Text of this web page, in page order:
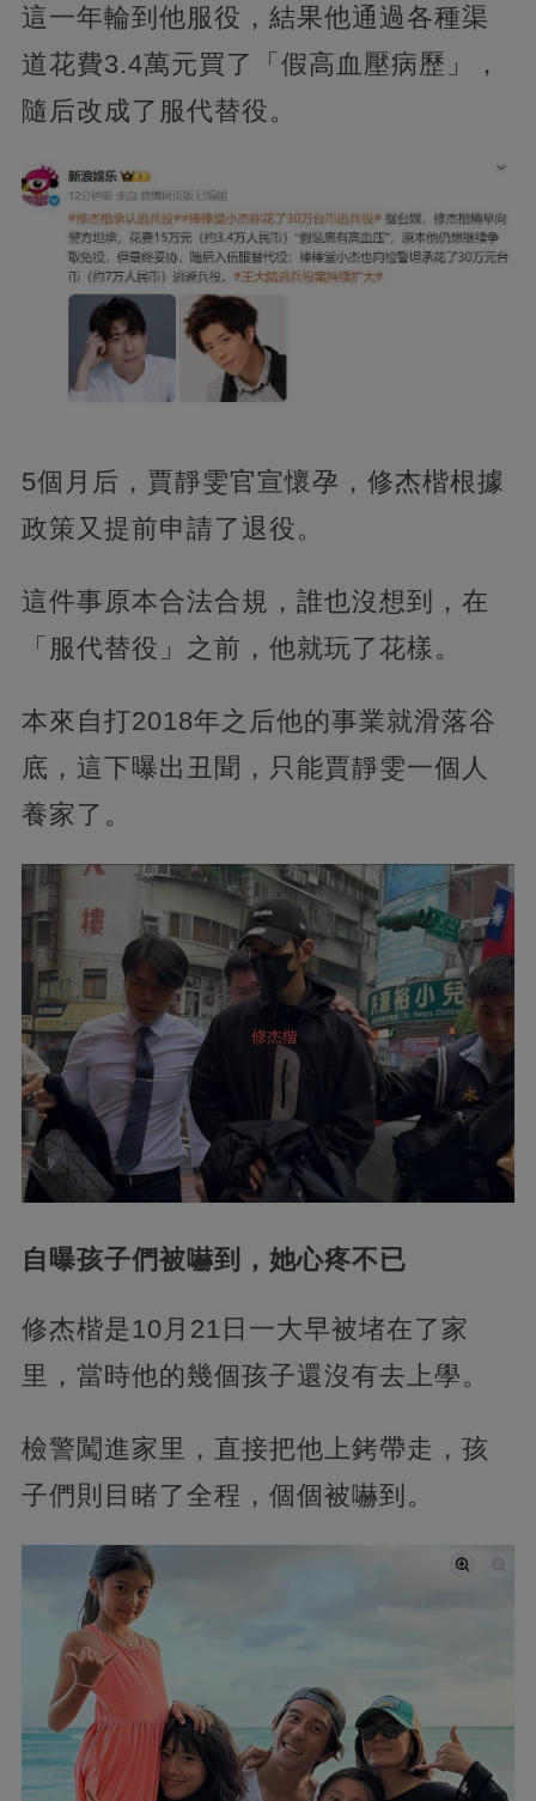
這一年輪到他服役，結果他通過各種渠
道花費3.4萬元買了「假高血壓病歷」，
隨后改成了服代替役。
5個月后，賈靜雯官宣懷孕，修杰楷根據
政策又提前申請了退役。
這件事原本合法合規，誰也沒想到，在
「服代替役」之前，他就玩了花樣。
本來自打2018年之后他的事業就滑落谷
底，這下曝出丑聞，只能賈靜雯一個人
養家了。
自曝孩子們被嚇到，她心疼不已
修杰楷是10月21日一大早被堵在了家
里，當時他的幾個孩子還沒有去上學。
檢警闖進家里，直接把他上銬帶走，孩
子們則目睹了全程，個個被嚇到。